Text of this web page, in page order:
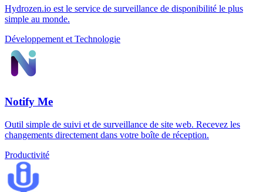
Hydrozen.io est le service de surveillance de disponibilité le plus
simple au monde.
Développement et Technologie
Notify Me
Outil simple de suivi et de surveillance de site web. Recevez les
changements directement dans votre boîte de réception.
Productivité